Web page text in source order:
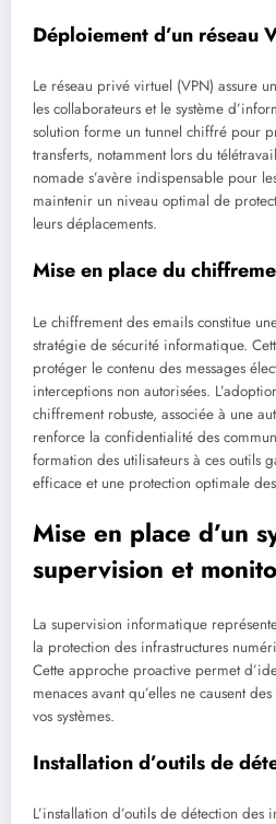
Déploiement d’un réseau
Le réseau privé virtuel (VPN) assure
les collaborateurs et le système
solution forme un tunnel chiffré pour
transferts, notamment lors du
nomade s’avère indispensable pour
maintenir un niveau optimal de
leurs déplacements.
Mise en place du
Le chiffrement des emails constitue
stratégie de sécurité informatique.
protéger le contenu des messages
interceptions non autorisées.
chiffrement robuste, associée à une
renforce la confidentialité des
formation des utilisateurs à ces outils
efficace et une protection optimale
Mise en place d’un
supervision et
La supervision informatique
la protection des infrastructures
Cette approche proactive permet
menaces avant qu’elles ne causent
vos systèmes.
Installation d’outils de
L’installation d’outils de détection des